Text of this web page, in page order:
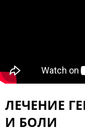
ЛЕЧЕНИЕ
И БОЛИ